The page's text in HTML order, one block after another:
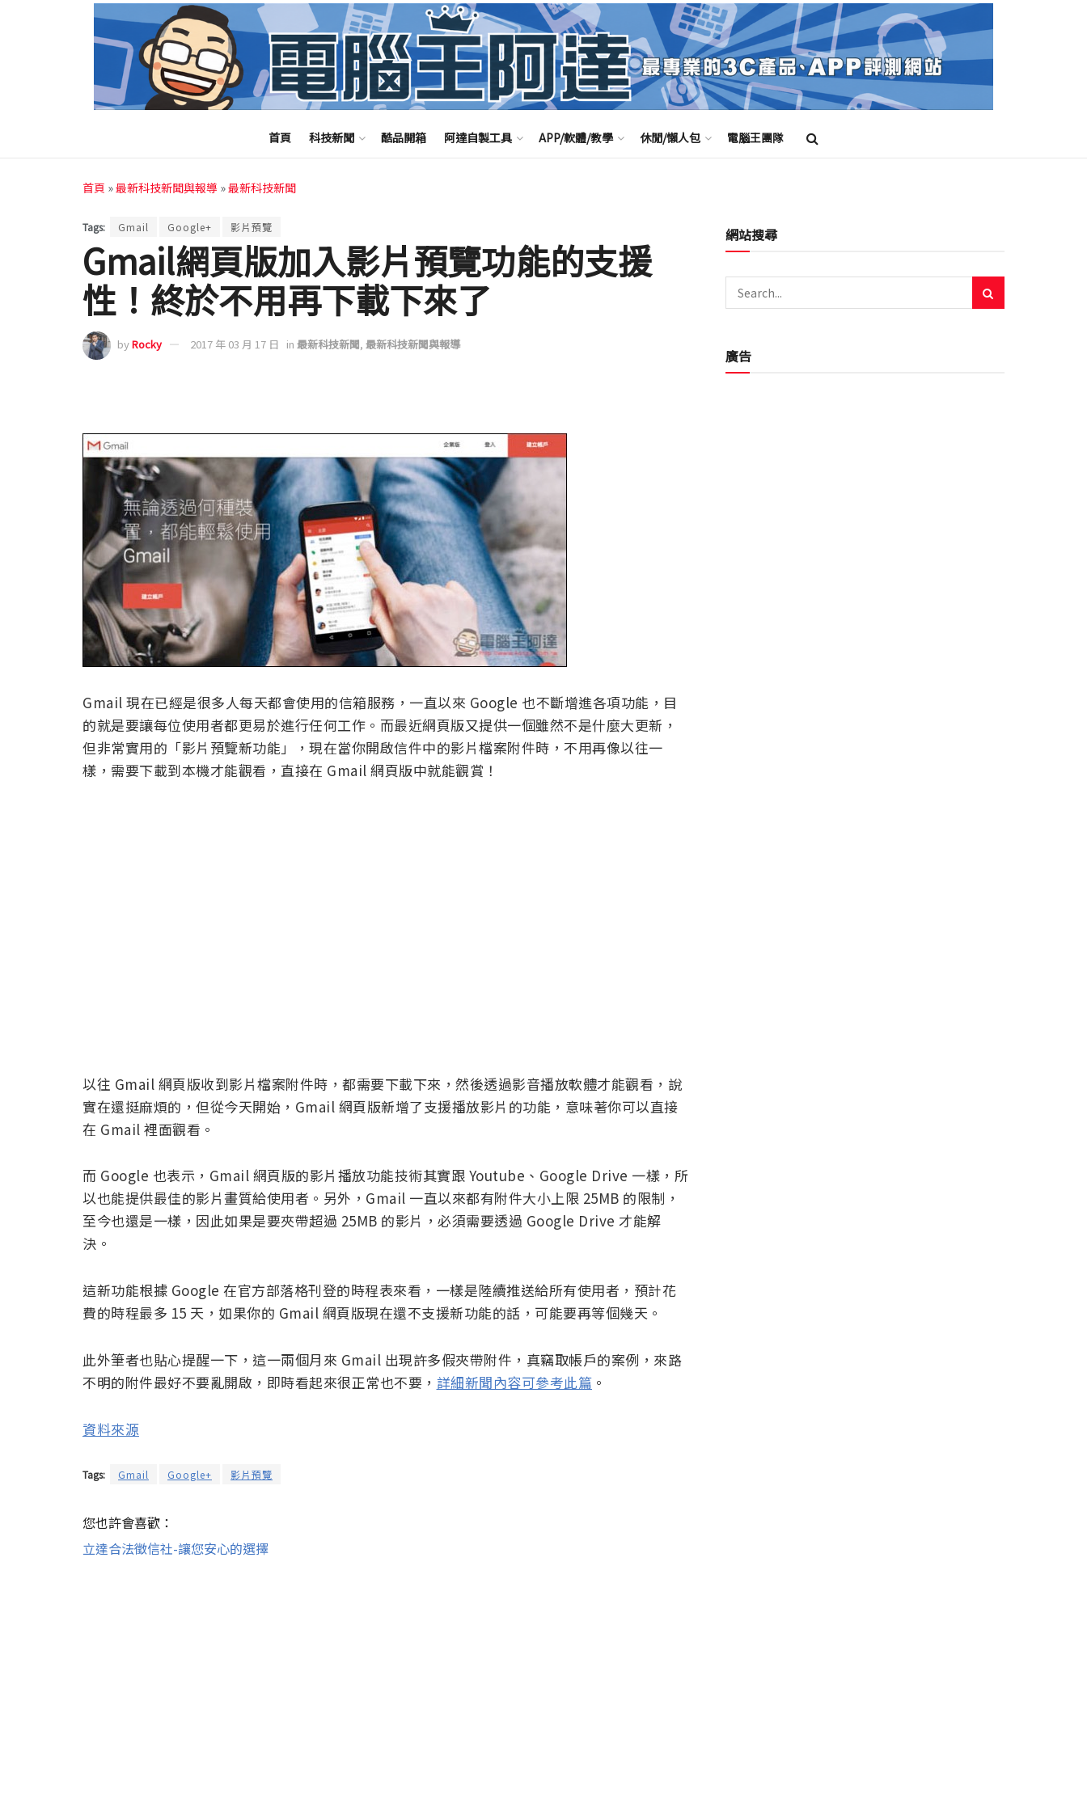
首頁 科技新聞 酷品開箱 阿達自製工具 APP/軟體/教學 休閒/懶人包 電腦王團隊
首頁 »最新科技新聞與報導 »最新科技新聞
Tags: Gmail Google+ 影片預覽
Gmail網頁版加入影片預覽功能的支援
性！終於不用再下載下來了
byRocky 2017 年 03 月 17 日 in 最新科技新聞, 最新科技新聞與報導
Gmail 現在已經是很多人每天都會使用的信箱服務，一直以來 Google 也不斷增進各項功能，目
的就是要讓每位使用者都更易於進行任何工作。而最近網頁版又提供一個雖然不是什麼大更新，
但非常實用的「影片預覽新功能」，現在當你開啟信件中的影片檔案附件時，不用再像以往一
樣，需要下載到本機才能觀看，直接在 Gmail 網頁版中就能觀賞！
以往 Gmail 網頁版收到影片檔案附件時，都需要下載下來，然後透過影音播放軟體才能觀看，說
實在還挺麻煩的，但從今天開始，Gmail 網頁版新增了支援播放影片的功能，意味著你可以直接
在 Gmail 裡面觀看。
而 Google 也表示，Gmail 網頁版的影片播放功能技術其實跟 Youtube、Google Drive 一樣，所
以也能提供最佳的影片畫質給使用者。另外，Gmail 一直以來都有附件大小上限 25MB 的限制，
至今也還是一樣，因此如果是要夾帶超過 25MB 的影片，必須需要透過 Google Drive 才能解
決。
這新功能根據 Google 在官方部落格刊登的時程表來看，一樣是陸續推送給所有使用者，預計花
費的時程最多 15 天，如果你的 Gmail 網頁版現在還不支援新功能的話，可能要再等個幾天。
此外筆者也貼心提醒一下，這一兩個月來 Gmail 出現許多假夾帶附件，真竊取帳戶的案例，來路
不明的附件最好不要亂開啟，即時看起來很正常也不要， 詳細新聞內容可參考此篇 。
資料來源
Tags: Gmail Google+ 影片預覽
您也許會喜歡：
立達合法徵信社-讓您安心的選擇
網站搜尋
廣告